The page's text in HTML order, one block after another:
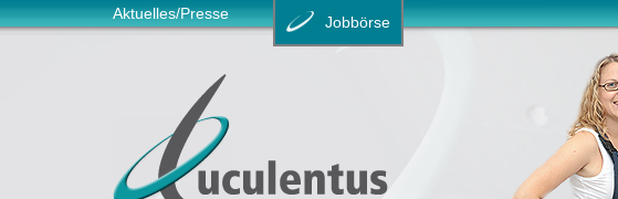
Aktuelles/Presse Jobbörse